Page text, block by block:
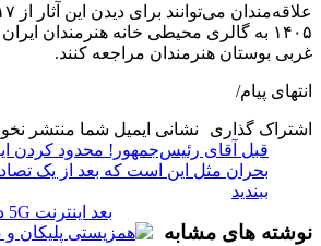
۱۴۰۵ به گالری محیطی خانه هنرمندان
غربی بوستان هنرمندان مراجعه کنند.
انتهای پیام/
اشتراک گذاری
قبل آقای رئیس‌جمهور! محدود کردن
بحران مثل این است که بعد از یک
ببندید
بعد اینترنت 5G در کابل فعال شد
نوشته های مشابه
نشانی ایمیل شما منتشر